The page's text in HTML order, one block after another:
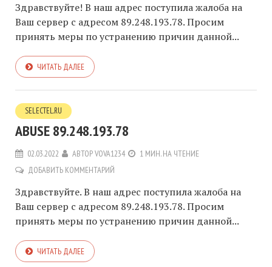
Здравствуйте! В наш адрес поступила жалоба на
Ваш сервер с адресом 89.248.193.78. Просим
принять меры по устранению причин данной...
ЧИТАТЬ ДАЛЕЕ
SELECTEL.RU
ABUSE 89.248.193.78
02.03.2022 АВТОРVOVA1234
1 МИН. НА ЧТЕНИЕ
ДОБАВИТЬ КОММЕНТАРИЙ
Здравствуйте. В наш адрес поступила жалоба на
Ваш сервер с адресом 89.248.193.78. Просим
принять меры по устранению причин данной...
ЧИТАТЬ ДАЛЕЕ